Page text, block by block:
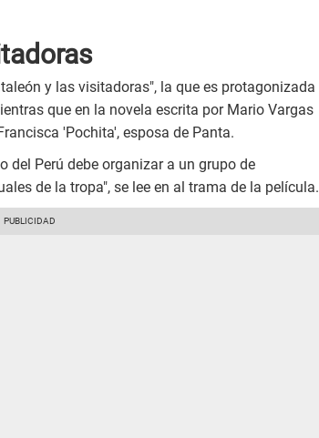
y las visitadoras", la que es protagonizada
que en la novela escrita por Mario Vargas
'Pochita', esposa de Panta.
del Perú debe organizar a un grupo de
de la tropa", se lee en al trama de la película.